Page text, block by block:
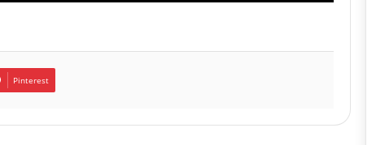
Pinterest